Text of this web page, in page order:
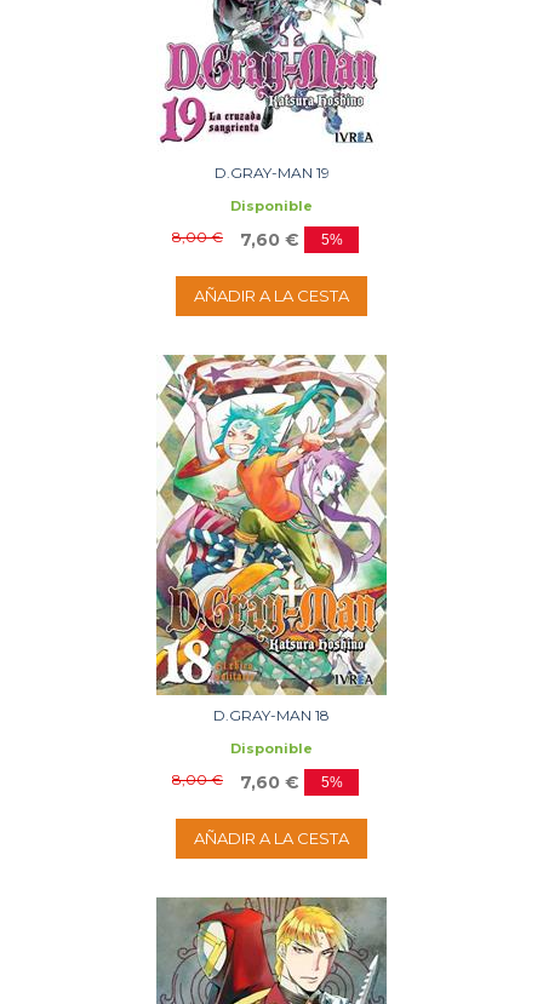
D.GRAY-MAN 19
Disponible
8,00 € 7,60 € 5%
AÑADIR A LA CESTA
D.GRAY-MAN 18
Disponible
8,00 € 7,60 € 5%
AÑADIR A LA CESTA